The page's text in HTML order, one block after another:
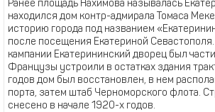
Ранее площадь Нахимова называлась
находился дом контр-адмирала Томаса
историю города под названием
после посещения Екатериной
кампании Екатерининский дворец был
Французы устроили в остатках здания
годов дом был восстановлен, в нем
порта, затем штаб Черноморского флота.
снесено в начале 1920-х годов.